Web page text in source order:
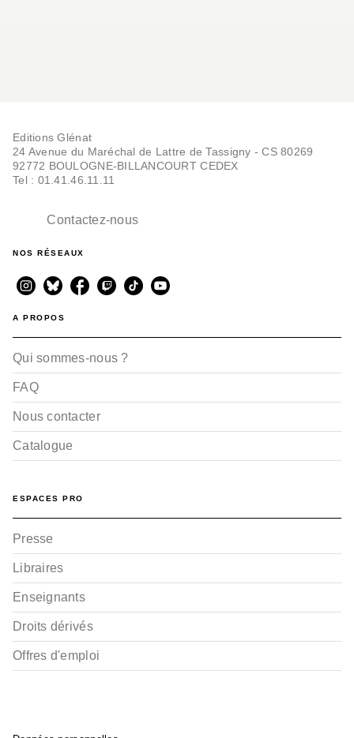
Editions Glénat
24 Avenue du Maréchal de Lattre de Tassigny - CS 80269
92772 BOULOGNE-BILLANCOURT CEDEX
Tel : 01.41.46.11.11
Contactez-nous
NOS RÉSEAUX
A PROPOS
Qui sommes-nous ?
FAQ
Nous contacter
Catalogue
ESPACES PRO
Presse
Libraires
Enseignants
Droits dérivés
Offres d'emploi